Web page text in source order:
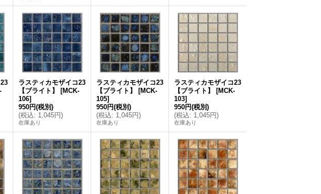
ラスティカモザイコ23
【ブライト】
[MCK-
106]
950円(税別)
(税込: 1,045円)
在庫あり
ラスティカモザイコ23
【ブライト】
[MCK-
105]
950円(税別)
(税込: 1,045円)
在庫あり
ラスティカモザイコ23
【ブライト】
[MCK-
103]
950円(税別)
(税込: 1,045円)
在庫あり